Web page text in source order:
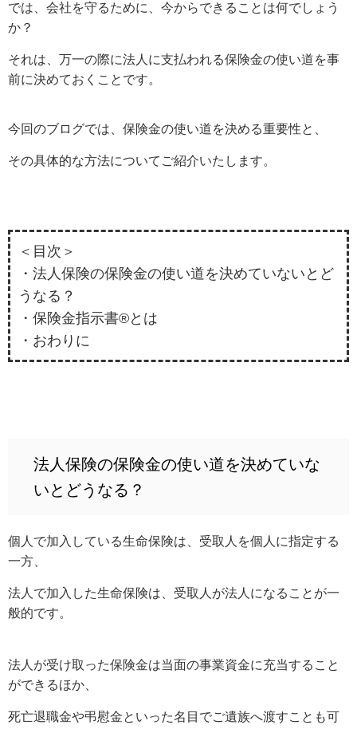
では、会社を守るために、今からできることは何でしょう
か？
それは、万一の際に法人に支払われる保険金の使い道を事
前に決めておくことです。
今回のブログでは、保険金の使い道を決める重要性と、
その具体的な方法についてご紹介いたします。
＜目次＞
・法人保険の保険金の使い道を決めていないとど
うなる？
・保険金指示書®とは
・おわりに
法人保険の保険金の使い道を決めていな
いとどうなる？
個人で加入している生命保険は、受取人を個人に指定する
一方、
法人で加入した生命保険は、受取人が法人になることが一
般的です。
法人が受け取った保険金は当面の事業資金に充当すること
ができるほか、
死亡退職金や弔慰金といった名目でご遺族へ渡すことも可